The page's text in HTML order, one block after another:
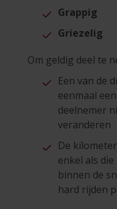
Grappig
Griezelig
Om geldig deel te
Een van de
eenmaal
deelnemer
veranderen
De
enkel als
binnen de
hard rijden